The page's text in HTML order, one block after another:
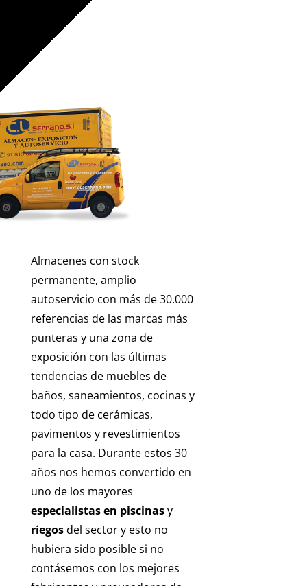
Almacenes con stock
permanente, amplio
autoservicio con más de 30.000
referencias de las marcas más
punteras y una zona de
exposición con las últimas
tendencias de muebles de
baños, saneamientos, cocinas y
todo tipo de cerámicas,
pavimentos y revestimientos
para la casa. Durante estos 30
años nos hemos convertido en
uno de los mayores
especialistas en piscinasy
riegosdel sector y esto no
hubiera sido posible si no
contásemos con los mejores